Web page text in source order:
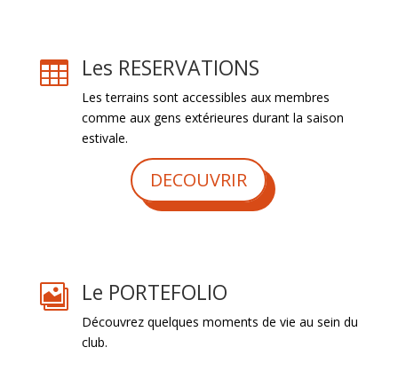
 Les RESERVATIONS
Les terrains sont accessibles aux membres
comme aux gens extérieures durant la saison
estivale.
DECOUVRIR
 Le PORTEFOLIO
Découvrez quelques moments de vie au sein du
club.